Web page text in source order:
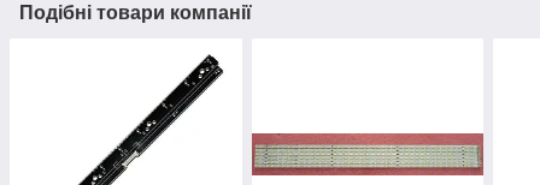
Подібні товари компанії